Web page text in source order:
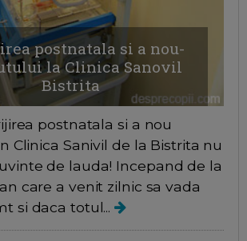
postnatala si a nou-
la Clinica Sanovil
Bistrita
postnatala si a nou
Clinica Sanivil de la Bistrita nu
de lauda! Incepand de la
care a venit zilnic sa vada
si daca totul...